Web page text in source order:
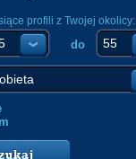
profili z Twojej okolicy:
do